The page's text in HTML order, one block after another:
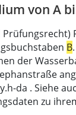
von A
Prüfungsrecht)
B
der
da . Siehe
zu